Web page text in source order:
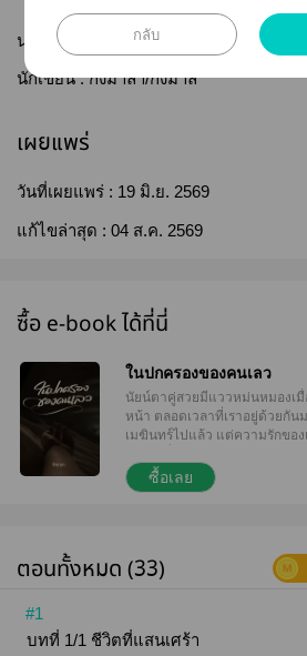
นามปากกา : กิ่งมาลา
นักเขียน :กิ่งมาลา/กิ่งมาลี
เผยแพร่
วันที่เผยแพร่ : 19 มิ.ย. 2569
แก้ไขล่าสุด : 04 ส.ค. 2569
ซื้อ e-book ได้ที่นี่
ในปกครองของคนเลว
นัยน์ตาคู่สวยมีแววหม่นหมองเ
หน้า ตลอดเวลาที่เราอยู่ด้วยกันม
เมฆินทร์ไปแล้ว แต่ความรักของ
ตรงๆ แล้วถอยออกไปจะดีกว่า “
ของคุณอีกต่อไปแล้วค่ะ อุ้มอยาก
เดือดดาล ครู่ต่อมามือแกร่งบีบ
สองข้าง ด้วยเรี่ยวแรงที่น้อยนิด
เดือดดาล “ทำไม มีผู้ชายคนใหม่เ
ซื้อเลย
ตอนทั้งหมด (33)
#1
บทที่ 1/1 ชีวิตที่แสนเศร้า
กลับ